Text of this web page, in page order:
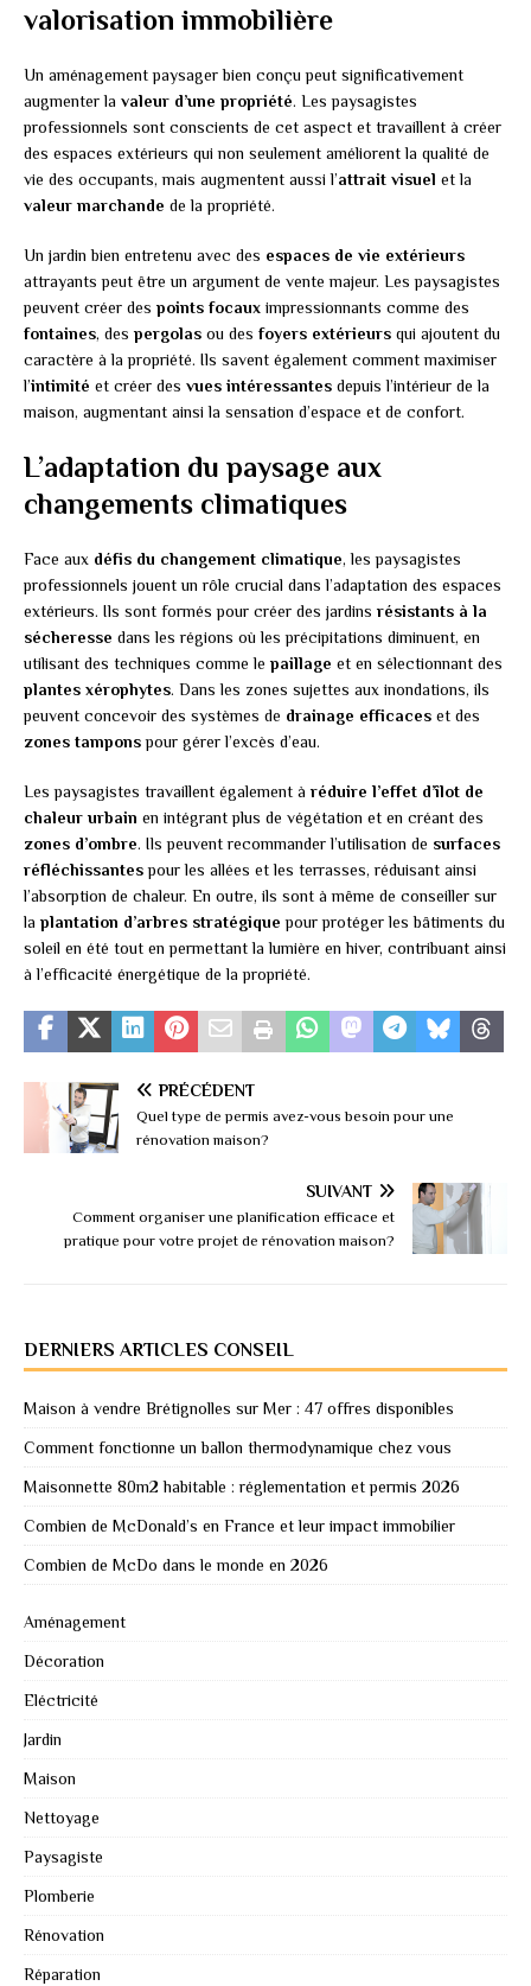
valorisation immobilière
Un aménagement paysager bien conçu peut significativement
augmenter la valeur d’une propriété. Les paysagistes
professionnels sont conscients de cet aspect et travaillent à créer
des espaces extérieurs qui non seulement améliorent la qualité de
vie des occupants, mais augmentent aussi l’attrait visuel et la
valeur marchande de la propriété.
Un jardin bien entretenu avec des espaces de vie extérieurs
attrayants peut être un argument de vente majeur. Les paysagistes
peuvent créer des points focaux impressionnants comme des
fontaines, des pergolas ou des foyers extérieurs qui ajoutent du
caractère à la propriété. Ils savent également comment maximiser
l’intimité et créer des vues intéressantes depuis l’intérieur de la
maison, augmentant ainsi la sensation d’espace et de confort.
L’adaptation du paysage aux
changements climatiques
Face aux défis du changement climatique, les paysagistes
professionnels jouent un rôle crucial dans l’adaptation des espaces
extérieurs. Ils sont formés pour créer des jardins résistants à la
sécheresse dans les régions où les précipitations diminuent, en
utilisant des techniques comme le paillage et en sélectionnant des
plantes xérophytes. Dans les zones sujettes aux inondations, ils
peuvent concevoir des systèmes de drainage efficaces et des
zones tamponspour gérer l’excès d’eau.
Les paysagistes travaillent également à réduire l’effet d’îlot de
chaleur urbain en intégrant plus de végétation et en créant des
zones d’ombre. Ils peuvent recommander l’utilisation de surfaces
réfléchissantespour les allées et les terrasses, réduisant ainsi
l’absorption de chaleur. En outre, ils sont à même de conseiller sur
la plantation d’arbres stratégique pour protéger les bâtiments du
soleil en été tout en permettant la lumière en hiver, contribuant ainsi
à l’efficacité énergétique de la propriété.
PRÉCÉDENT
Quel type de permis avez-vous besoin pour une
rénovation maison?
SUIVANT
Comment organiser une planification efficace et
pratique pour votre projet de rénovation maison?
DERNIERS ARTICLES CONSEIL
Maison à vendre Brétignolles sur Mer : 47 offres disponibles
Comment fonctionne un ballon thermodynamique chez vous
Maisonnette 80m2 habitable : réglementation et permis 2026
Combien de McDonald’s en France et leur impact immobilier
Combien de McDo dans le monde en 2026
Aménagement
Décoration
Eléctricité
Jardin
Maison
Nettoyage
Paysagiste
Plomberie
Rénovation
Réparation